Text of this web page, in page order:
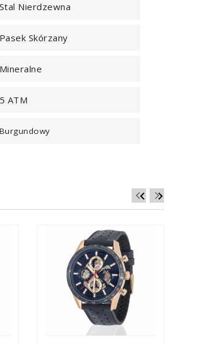
Stal Nierdzewna
Pasek Skórzany
Mineralne
5 ATM
Burgundowy
 